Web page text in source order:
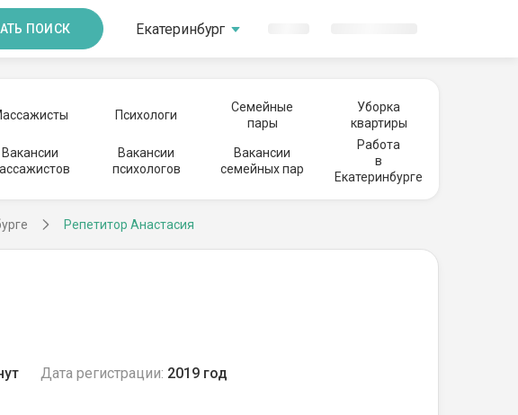
ПОИСК Екатеринбург
Психологи
Семейные
пары
Уборка
квартиры
Вакансии
Вакансии
психологов
Вакансии
семейных пар
Работа
в
Екатеринбурге
Репетитор Анастасия
Дата регистрации: 2019 год